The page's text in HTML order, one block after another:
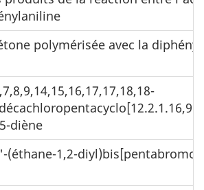
polymérisée avec la
diène
(éthane-1,2-